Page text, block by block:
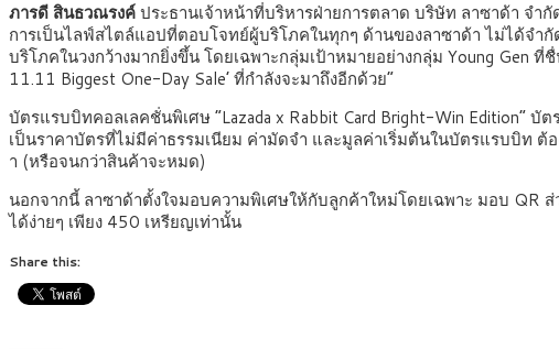
ภารดี สินธวณรงค์ประธานเจ้าหน้าที่บริหารฝ่ายการตลาด บริษัท ลาซาด้า จำ
การเป็นไลฟ์สไตล์แอปที่ตอบโจทย์ผู้บริโภคในทุกๆ ด้านของลาซาด้า ไม่ได้จำ
บริโภคในวงกว้างมากยิ่งขึ้น โดยเฉพาะกลุ่มเป้าหมายอย่างกลุ่ม Young Gen
11.11 Biggest One-Day Sale’ ที่กำลังจะมาถึงอีกด้วย”
บัตรแรบบิทคอลเลคชั่นพิเศษ “Lazada x Rabbit Card Bright-Win Edition”
เป็นราคาบัตรที่ไม่มีค่าธรรมเนียม ค่ามัดจำ และมูลค่าเริ่มต้นในบัตรแรบบิท
า (หรือจนกว่าสินค้าจะหมด)
นอกจากนี้ ลาซาด้าตั้งใจมอบความพิเศษให้กับลูกค้าใหม่โดยเฉพาะ มอบ QR
ได้ง่ายๆ เพียง 450 เหรียญเท่านั้น
Share this: